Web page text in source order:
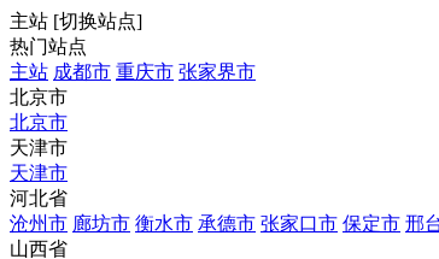
主站 [切换站点]
热门站点
主站 成都市 重庆市 张家界市
北京市
北京市
天津市
天津市
河北省
沧州市 廊坊市 衡水市 承德市 张家口市 保定市 邢
山西省